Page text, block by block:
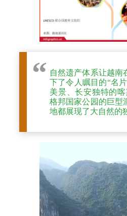
自然遗产体系让越南
下了令人瞩目的“名
美景、长安独特的
格邦国家公园的巨型
地都展现了大自然的